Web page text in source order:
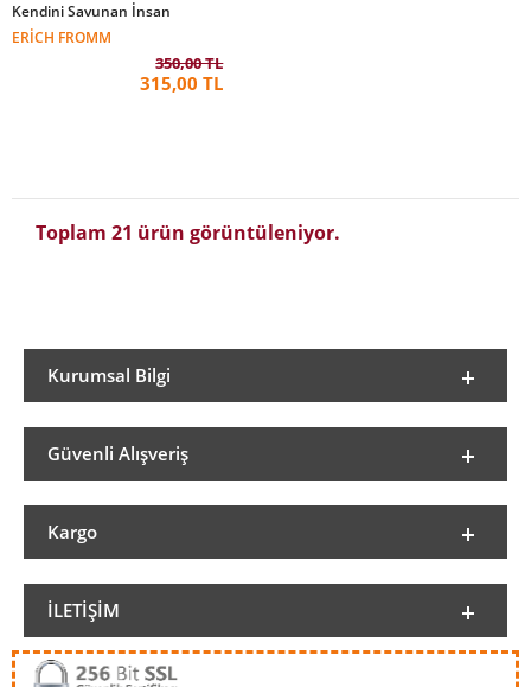
Kendini Savunan İnsan
ERICH FROMM
350,00 TL
315,00 TL
Toplam 21 ürün görüntüleniyor.
Kurumsal Bilgi
Güvenli Alışveriş
Kargo
İLETIŞIM